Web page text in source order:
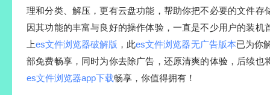
理和分类、解压，更有云盘功能，帮助你把不必要的文件存
因其功能的丰富与良好的操作体验，一直是不少用户的装机
上es文件浏览器破解版 ，此es文件浏览器无广告版本已为你
部免费畅享，同时为你去除广告，还原清爽的体验，后续也
es文件浏览器app下载畅享，你值得拥有！